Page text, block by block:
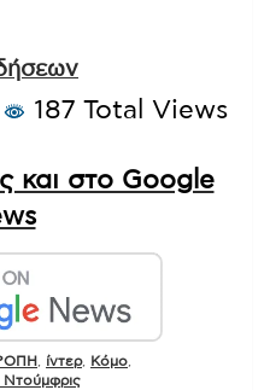
187 Total Views
και στο Google
ίντερ, Κόμο
Ντούμφρις